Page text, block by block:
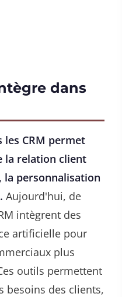
dans
CRM permet
la relation client
la personnalisation
Aujourd'hui, de
intègrent des
artificielle pour
plus
outils permettent
besoins des clients,